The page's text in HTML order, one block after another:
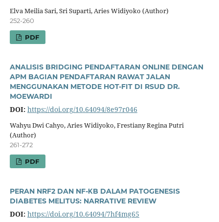
Elva Meilia Sari, Sri Suparti, Aries Widiyoko (Author)
252-260
PDF
ANALISIS BRIDGING PENDAFTARAN ONLINE DENGAN
APM BAGIAN PENDAFTARAN RAWAT JALAN
MENGGUNAKAN METODE HOT-FIT DI RSUD DR.
MOEWARDI
DOI: https://doi.org/10.64094/8e97r046
Wahyu Dwi Cahyo, Aries Widiyoko, Frestiany Regina Putri
(Author)
261-272
PDF
PERAN NRF2 DAN NF-ΚB DALAM PATOGENESIS
DIABETES MELITUS: NARRATIVE REVIEW
DOI: https://doi.org/10.64094/7hf4mg65